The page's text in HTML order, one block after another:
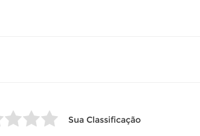
Sua Classificação